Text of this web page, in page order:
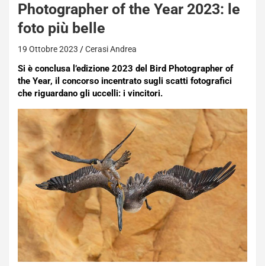
Photographer of the Year 2023: le
foto più belle
19 Ottobre 2023 Cerasi Andrea
Si è conclusa l’edizione 2023 del Bird Photographer of
the Year, il concorso incentrato sugli scatti fotografici
che riguardano gli uccelli: i vincitori.